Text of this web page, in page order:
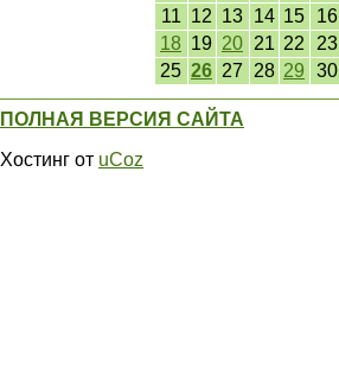
11 12 13 14 15 16
18 19 20 21 22 23
25 26 27 28 29 30
ПОЛНАЯ ВЕРСИЯ САЙТА
Хостинг от uCoz